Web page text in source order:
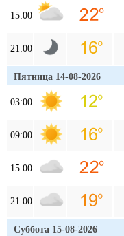
15:00
21:00
Пятница 14-08-2026
03:00
09:00
15:00
21:00
Суббота 15-08-2026